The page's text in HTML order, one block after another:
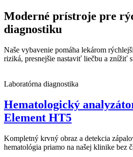
Moderné prístroje pre
diagnostiku
Naše vybavenie pomáha lekárom
riziká, presnejšie nastaviť liečbu a znížiť
Laboratórna diagnostika
Hematologický
Element HT5
Kompletný krvný obraz a detekcia
hematológia priamo na našej klinike bez